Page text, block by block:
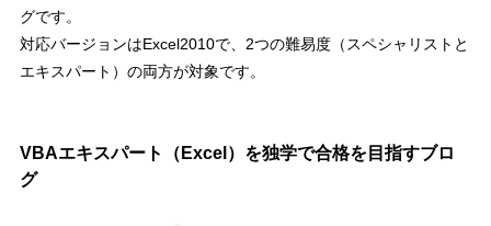
グです。
対応バージョンはExcel2010で、2つの難易度（スペシャリストと
エキスパート）の両方が対象です。
VBAエキスパート（Excel）を独学で合格を目指すブロ
グ